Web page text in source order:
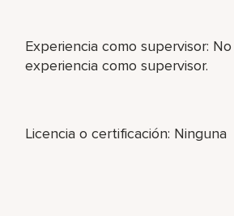
Experiencia como supervisor:
experiencia como supervisor.
Licencia o certificación: Ninguna